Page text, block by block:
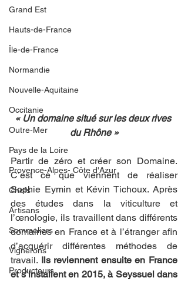
Grand Est
Hauts-de-France
Île-de-France
Normandie
Nouvelle-Aquitaine
Occitanie
Outre-Mer
Pays de la Loire
Provence-Alpes- Côte d'Azur
Chefs
Artisans
Sommeliers
Vignerons
Producteurs
« Un domaine situé sur les deux rives
du Rhône »
Partir de zéro et créer son Domaine.
C’est ce que viennent de réaliser
Sophie Eymin et Kévin Tichoux. Après
des études dans la viticulture et
l’œnologie, ils travaillent dans différents
domaines en France et à l’étranger afin
d’acquérir différentes méthodes de
travail. Ils reviennent ensuite en France
et s’installent en 2015, à Seyssuel dans